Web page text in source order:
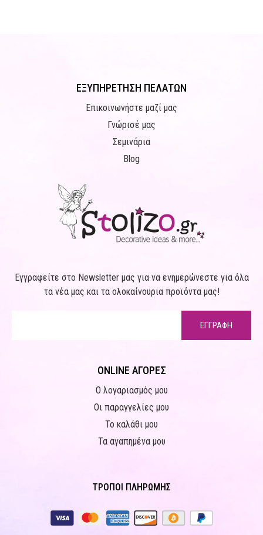
ΕΞΥΠΗΡΕΤΗΣΗ ΠΕΛΑΤΩΝ
Επικοινωνήστε μαζί μας
Γνώρισέ μας
Σεμινάρια
Blog
Εγγραφείτε στο Newsletter μας για να ενημερώνεστε για όλα
τα νέα μας και τα ολοκαίνουρια προϊόντα μας!
ΕΓΓΡΑΦΗ
ONLINE ΑΓΟΡΕΣ
Ο λογαριασμός μου
Οι παραγγελίες μου
Το καλάθι μου
Τα αγαπημένα μου
ΤΡΟΠΟΙ ΠΛΗΡΩΜΗΣ